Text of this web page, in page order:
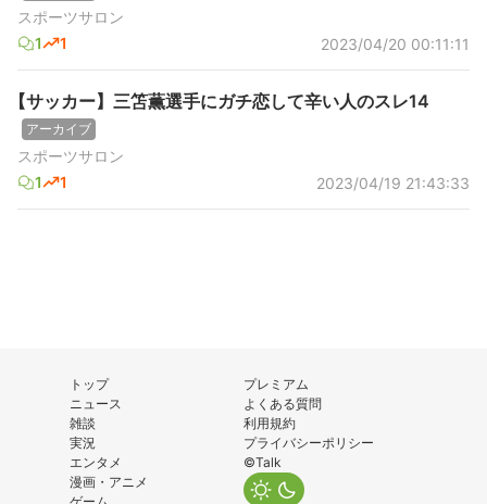
スポーツサロン
1
1 2023/04/20 00:11:11
【サッカー】三笘薫選手にガチ恋して辛い人のスレ14
アーカイブ
スポーツサロン
1
1 2023/04/19 21:43:33
トップ
ニュース
雑談
実況
エンタメ
漫画・アニメ
プレミアム
よくある質問
利用規約
プライバシーポリシー
©Talk